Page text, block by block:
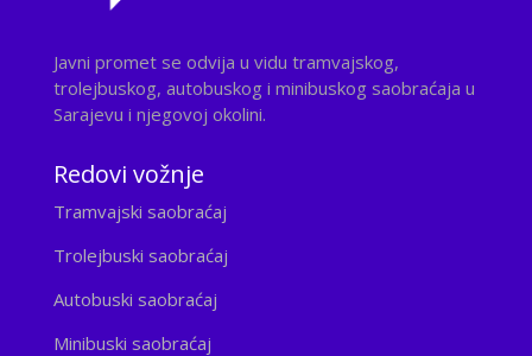
Javni promet se odvija u vidu tramvajskog,
trolejbuskog, autobuskog i minibuskog saobraćaja u
Sarajevu i njegovoj okolini.
Redovi vožnje
Tramvajski saobraćaj
Trolejbuski saobraćaj
Autobuski saobraćaj
Minibuski saobraćaj